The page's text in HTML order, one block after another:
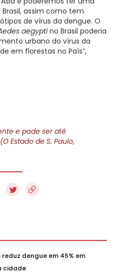
assim como tem
de vírus da dengue. O
aegyptino Brasil poderia
urbano do vírus da
em florestas no País”,
e pode ser até
Estado de S. Paulo,
dengue em 45% em
cidade